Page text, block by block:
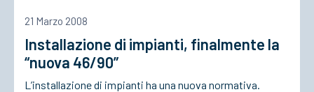
21 Marzo 2008
Installazione di impianti, finalmente la
“nuova 46/90”
L’installazione di impianti ha una nuova normativa.